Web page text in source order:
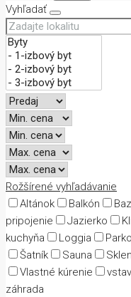
Vyhľadať
Rožšírené vyhľadávanie
Altánok
Balkón
pripojenie
Jazierko
kuchyňa
Loggia
Šatník
Sauna
Vlastné kúrenie
záhrada